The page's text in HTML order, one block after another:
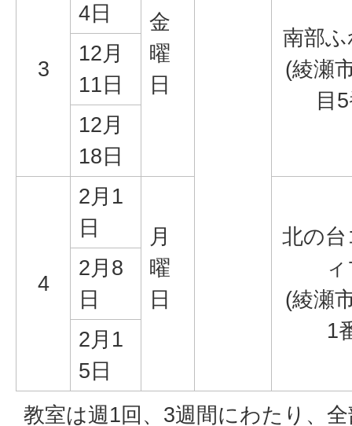
3
4日
金
曜
日
南部
(綾瀬
目
12月
11日
12月
18日
4
2月1
日
月
曜
日
北の
(綾瀬
1
2月8
日
2月1
5日
教室は週1回、3週間にわたり、